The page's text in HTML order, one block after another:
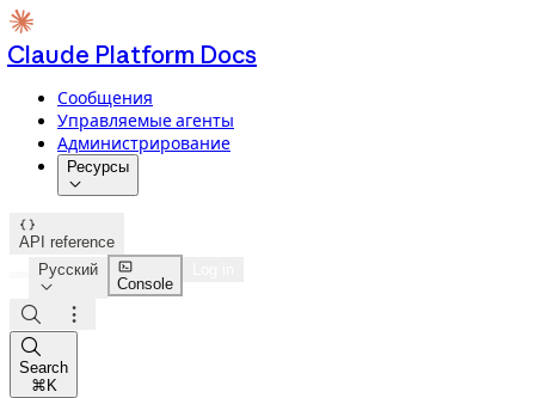
Claude Platform Docs
Сообщения
Управляемые агенты
Администрирование
Ресурсы


API reference
Русский


Console



Search
⌘K